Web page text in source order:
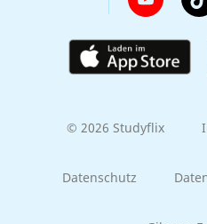
© 2026 Studyflix
Datenschutz